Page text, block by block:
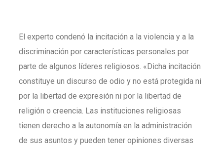
El experto condenó la incitación a la violencia y a la
discriminación por características personales por
parte de algunos líderes religiosos. «Dicha incitación
constituye un discurso de odio y no está protegida ni
por la libertad de expresión ni por la libertad de
religión o creencia. Las instituciones religiosas
tienen derecho a la autonomía en la administración
de sus asuntos y pueden tener opiniones diversas